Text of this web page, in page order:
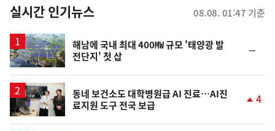
뉴
스
실시간 인기뉴스 08.08. 01:47 기준
해남에 국내 최대 400㎿ 규모 '태양광 발
전단지' 첫 삽
일
동네 보건소도 대학병원급 AI 진료…AI진
료지원 도구 전국 보급
계
4